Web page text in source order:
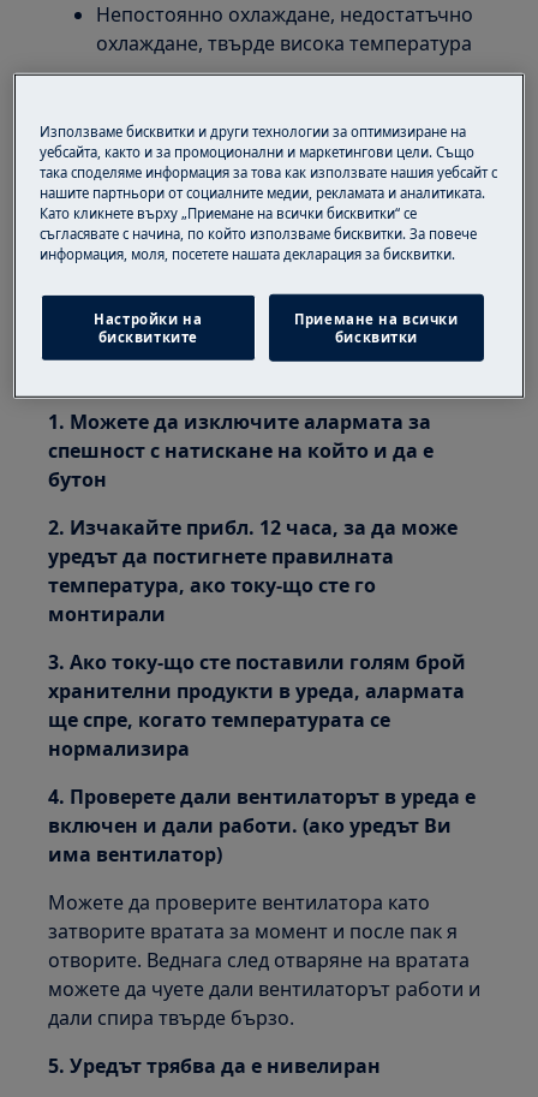
Непостоянно охлаждане, недостатъчно
охлаждане, твърде висока температура
Приложимо към:
Хладилник
Хладилник/фризер
1. Можете да изключите алармата за
спешност с натискане на който и да е
бутон
2. Изчакайте прибл. 12 часа, за да може
уредът да постигнете правилната
температура, ако току-що сте го
монтирали
3. Ако току-що сте поставили голям брой
хранителни продукти в уреда, алармата
ще спре, когато температурата се
нормализира
4. Проверете дали вентилаторът в уреда е
включен и дали работи. (ако уредът Ви
има вентилатор)
Можете да проверите вентилатора като
затворите вратата за момент и после пак я
отворите. Веднага след отваряне на вратата
можете да чуете дали вентилаторът работи и
дали спира твърде бързо.
5. Уредът трябва да е нивелиран
Използваме бисквитки и други технологии за оптимизиране на
уебсайта, както и за промоционални и маркетингови цели. Също
така споделяме информация за това как използвате нашия уебсайт с
нашите партньори от социалните медии, рекламата и аналитиката.
Като кликнете върху „Приемане на всички бисквитки“ се
съгласявате с начина, по който използваме бисквитки. За повече
информация, моля, посетете нашата декларация за бисквитки.
Настройки на
бисквитките
Приемане на всички
бисквитки